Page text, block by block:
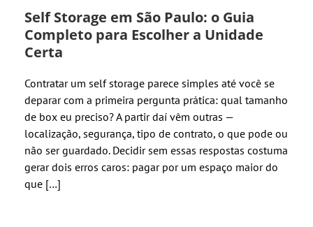
Self Storage em São Paulo: o Guia
Completo para Escolher a Unidade
Certa
Contratar um self storage parece simples até você se
deparar com a primeira pergunta prática: qual tamanho
de box eu preciso? A partir daí vêm outras —
localização, segurança, tipo de contrato, o que pode ou
não ser guardado. Decidir sem essas respostas costuma
gerar dois erros caros: pagar por um espaço maior do
que […]